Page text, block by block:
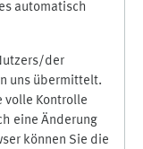
automatisch
der
uns übermittelt.
volle Kontrolle
eine Änderung
können Sie die